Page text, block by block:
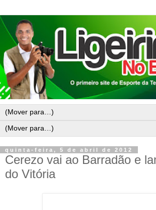
quinta-feira, 5 de abril de 2012
Cerezo vai ao Barradão e
do Vitória